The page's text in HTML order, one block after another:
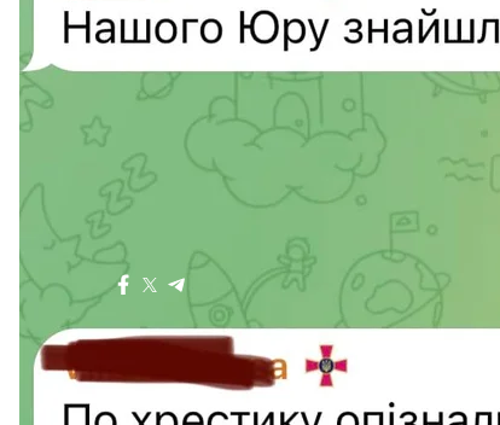
У квітні цього року «Суспільному» Юрій
здобув уже в підрозділі, від досвідчених
«Часу обмаль, ворог не чекає. Річ у тому, що тут
Помилився — ти вже 300 чи 200. Дуже боляче
місці міг бути ти, або ти, власне, можеш бути
Більше про військовослужбовці Одеська область
Поділитися